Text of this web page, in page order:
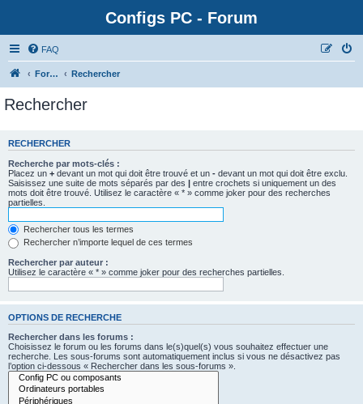
Configs PC - Forum
FAQ
Forum Rechercher
Rechercher
RECHERCHER
Recherche par mots-clés :
Placez un + devant un mot qui doit être trouvé et un - devant un mot qui doit être exclu.
Saisissez une suite de mots séparés par des | entre crochets si uniquement un des
mots doit être trouvé. Utilisez le caractère « * » comme joker pour des recherches
partielles.
Rechercher tous les termes
Rechercher n’importe lequel de ces termes
Rechercher par auteur :
Utilisez le caractère « * » comme joker pour des recherches partielles.
OPTIONS DE RECHERCHE
Rechercher dans les forums :
Choisissez le forum ou les forums dans le(s)quel(s) vous souhaitez effectuer une
recherche. Les sous-forums sont automatiquement inclus si vous ne désactivez pas
l’option ci-dessous « Rechercher dans les sous-forums ».